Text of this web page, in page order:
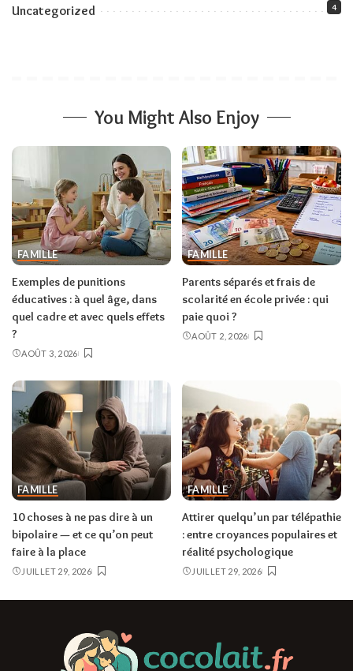
Uncategorized 4
You Might Also Enjoy
FAMILLE
Exemples de punitions
éducatives : à quel âge, dans
quel cadre et avec quels effets
?
AOÛT 3, 2026
FAMILLE
Parents séparés et frais de
scolarité en école privée : qui
paie quoi ?
AOÛT 2, 2026
FAMILLE
10 choses à ne pas dire à un
bipolaire — et ce qu’on peut
faire à la place
JUILLET 29, 2026
FAMILLE
Attirer quelqu’un par télépathie
: entre croyances populaires et
réalité psychologique
JUILLET 29, 2026